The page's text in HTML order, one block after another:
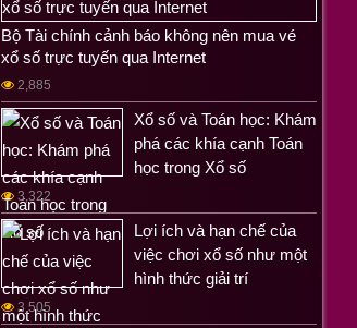
Bộ Tài chính cảnh báo không nên mua vé
xổ số trực tuyến qua Internet
2,885
Xổ số và Toán học: Khám
phá các khía cạnh Toán
học trong Xổ số
3,322
Lợi ích và hạn chế của
việc chơi xổ số như một
hình thức giải trí
3,505